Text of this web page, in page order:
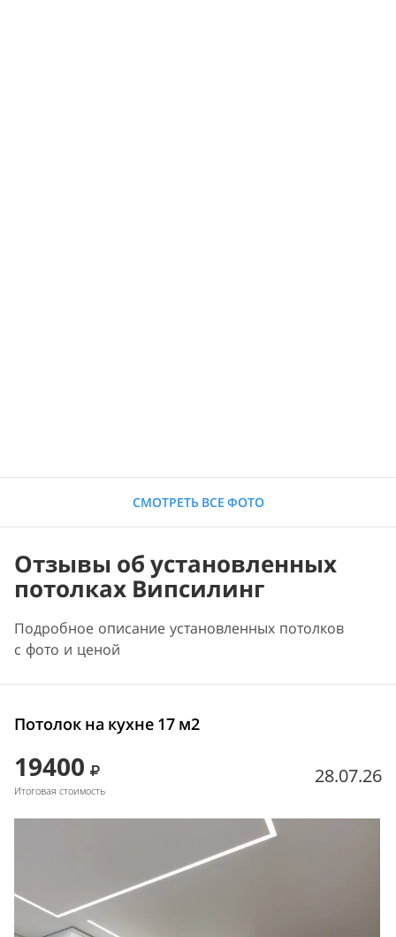
СМОТРЕТЬ ВСЕ ФОТО
Отзывы об установленных
потолках Випсилинг
Подробное описание установленных потолков
с фото и ценой
Потолок на кухне 17 м2
19400
Итоговая стоимость
28.07.26